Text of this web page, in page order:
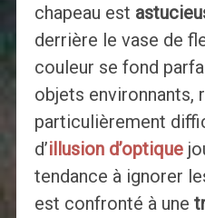
chapeau est
derrière le vase de
couleur se fond
objets environnants,
particulièrement
d’illusion d’optique
tendance à ignorer
est confronté à une